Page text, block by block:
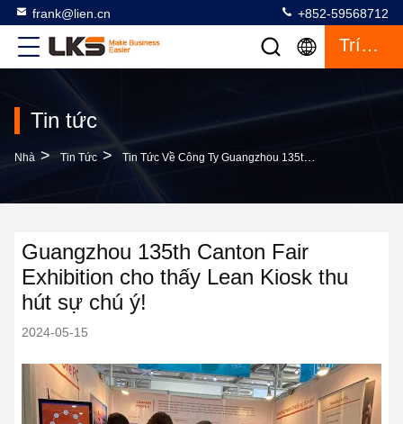
frank@lien.cn +852-59568712
Trích Dẫn
Tin tức
Nhà > Tin Tức > Tin Tức Về Công Ty Guangzhou 135th Canton Fair Exhibition Cho Thấy Lean Kiosk Thu Hút Sự Chú Ý!
Guangzhou 135th Canton Fair
Exhibition cho thấy Lean Kiosk thu
hút sự chú ý!
2024-05-15